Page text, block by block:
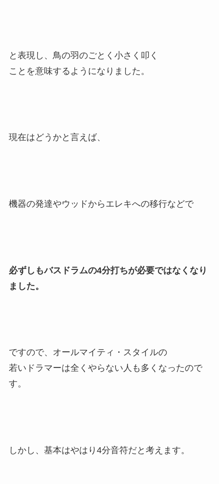
と表現し、鳥の羽のごとく小さく叩く
ことを意味するようになりました。
現在はどうかと言えば、
機器の発達やウッドからエレキへの移行などで
必ずしもバスドラムの4分打ちが必要ではなくなり
ました。
ですので、オールマイティ・スタイルの
若いドラマーは全くやらない人も多くなったので
す。
しかし、基本はやはり4分音符だと考えます。